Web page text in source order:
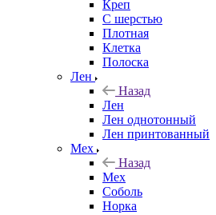
Креп
С шерстью
Плотная
Клетка
Полоска
Лен
Назад
Лен
Лен однотонный
Лен принтованный
Мех
Назад
Мех
Соболь
Норка